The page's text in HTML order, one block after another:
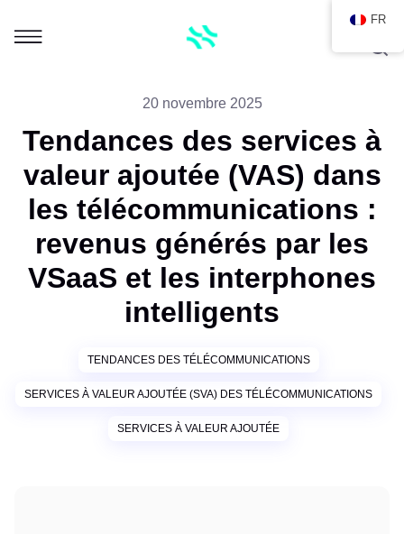
20 novembre 2025
Tendances des services à
valeur ajoutée (VAS) dans
les télécommunications :
revenus générés par les
VSaaS et les interphones
intelligents
TENDANCES DES TÉLÉCOMMUNICATIONS
SERVICES À VALEUR AJOUTÉE (SVA) DES TÉLÉCOMMUNICATIONS
SERVICES À VALEUR AJOUTÉE
FR